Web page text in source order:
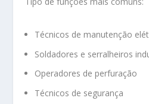
Técnicos de manutenção
Soldadores e serralheiros
Operadores de perfuração
Técnicos de segurança